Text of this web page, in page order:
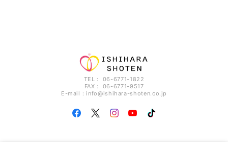
TEL： 06-6771-1822
FAX： 06-6771-9517
E-mail： info@ishihara-shoten.co.jp